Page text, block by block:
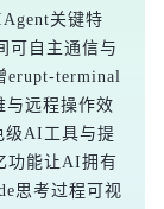
关键特
可自主通信与
erupt-terminal
与远程操作效
级AI工具与提
功能让AI拥有
思考过程可视